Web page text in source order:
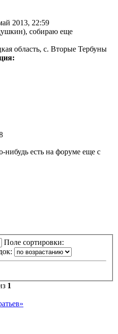
2013, 22:59
собираю еще
область, с. Вторые Тербуны
нибудь есть на форуме еще с
Поле сортировки:
1